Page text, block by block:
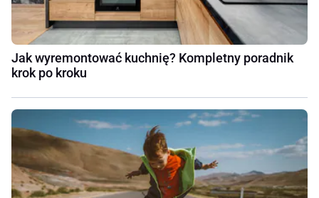
Jak wyremontować kuchnię? Kompletny poradnik
krok po kroku